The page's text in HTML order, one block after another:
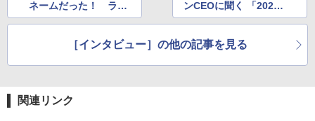
ネームだった！ ラン
ボルギーニ「ウルス」
てヴィンケルマンCEO
ンCEOに聞く 「2023
年は60周年に加えてハ
エンジンがデビューす
［インタビュー］の他の記事を見る
関連リンク